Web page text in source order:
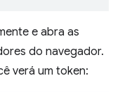
e abra as
do navegador.
verá um token: